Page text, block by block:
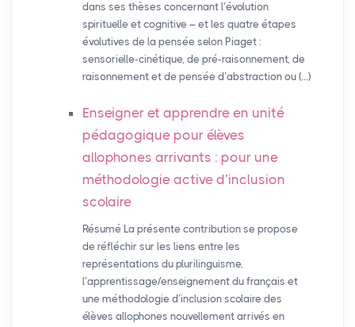
dans ses thèses concernant l’évolution
spirituelle et cognitive – et les quatre étapes
évolutives de la pensée selon Piaget :
sensorielle-cinétique, de pré-raisonnement, de
raisonnement et de pensée d’abstraction ou (…)
Enseigner et apprendre en unité
pédagogique pour élèves
allophones arrivants : pour une
méthodologie active d’inclusion
scolaire
Résumé La présente contribution se propose
de réfléchir sur les liens entre les
représentations du plurilinguisme,
l’apprentissage/enseignement du français et
une méthodologie d’inclusion scolaire des
élèves allophones nouvellement arrivés en